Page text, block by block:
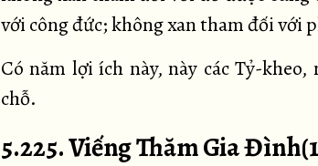
với công đức; không xan tham đối với
Có năm lợi ích này, này các Tỷ-
chỗ.
5.225. Viếng Thăm Gia